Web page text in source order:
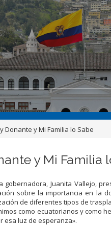
Donante y Mi Familia lo Sabe
y Mi Familia
Juanita Vallejo,
sobre la importancia en la
de diferentes tipos de
como ecuatorianos y como
esa luz de esperanza».